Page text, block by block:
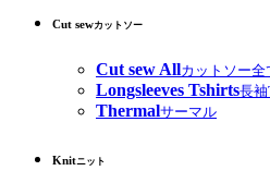
Cut sewカットソー
Cut sew Allカットソー全
Longsleeves Tshirts長
Thermalサーマル
Knitニット